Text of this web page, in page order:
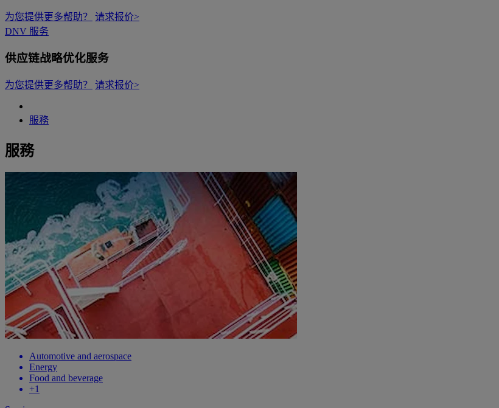
为您提供更多帮助？
请求报价>
DNV 服务
供应链战略优化服务
为您提供更多帮助？ 请求报价>
服務
服務
Automotive and aerospace
Energy
Food and beverage
+1